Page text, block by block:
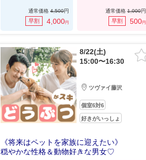
通常価格4,500円
早割 4,000円
通常価格1,000円
早割 500円
8/22(土)
15:00〜16:30
ツヴァイ藤沢
個室6対6
好きがいっしょ
​​​​​​​《将来はペットを家族に迎えたい》
穏やかな性格＆動物好きな男女♡